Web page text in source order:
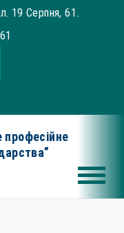
19 Серпня, 61.